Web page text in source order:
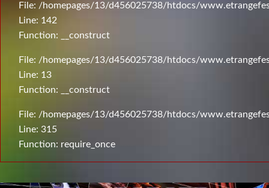
File: /homepages/13/d456025738/htdocs/
Line: 142
Function: __construct
File: /homepages/13/d456025738/htdocs/
Line: 13
Function: __construct
File: /homepages/13/d456025738/htdocs/
Line: 315
Function: require_once